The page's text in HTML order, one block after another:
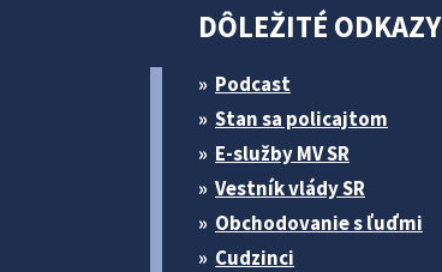
DÔLEŽITÉ ODKAZY
Podcast
Stan sa policajtom
E-služby MV SR
Vestník vlády SR
Obchodovanie s ľuďmi
Cudzinci